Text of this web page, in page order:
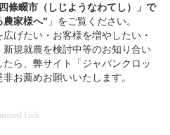
條畷市（しじようなわてし）」 で
農家様へ" 」をご覧ください。
げたい・お客様を増やしたい・
規就農を検討中等のお知り合い
ら、弊サイト「ジャパンクロッ
お薦めお願いいたします。
Link